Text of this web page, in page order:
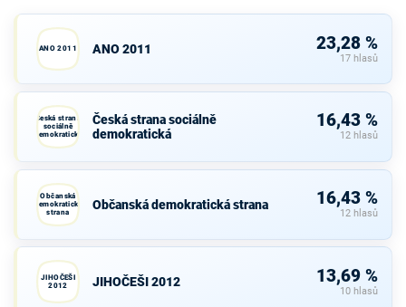
ANO 2011 ANO 2011 23,28 %
17 hlasů
Česká strana
sociálně
demokratická
Česká strana sociálně
demokratická
16,43 %
12 hlasů
Občanská
demokratická
strana
Občanská demokratická strana 16,43 %
12 hlasů
JIHOČEŠI
2012
JIHOČEŠI 2012 13,69 %
10 hlasů